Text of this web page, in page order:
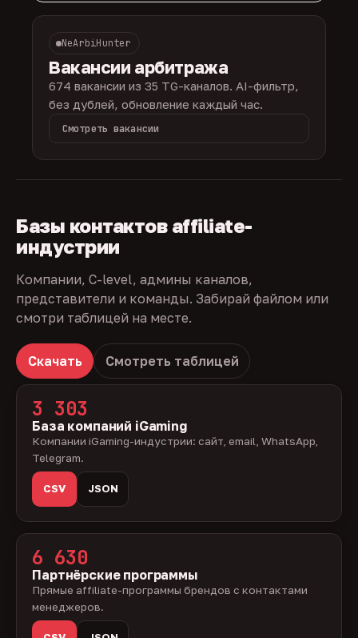
NeArbiHunter
Вакансии арбитража
674 вакансии из 35 TG-каналов. AI-фильтр,
без дублей, обновление каждый час.
Смотреть вакансии
Базы контактов affiliate-
индустрии
Компании, C-level, админы каналов,
представители и команды. Забирай файлом или
смотри таблицей на месте.
Скачать Смотреть таблицей
3 303
База компаний iGaming
Компании iGaming-индустрии: сайт, email, WhatsApp,
Telegram.
CSV JSON
6 630
Партнёрские программы
Прямые affiliate-программы брендов с контактами
менеджеров.